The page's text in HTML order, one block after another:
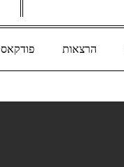
הרצאות